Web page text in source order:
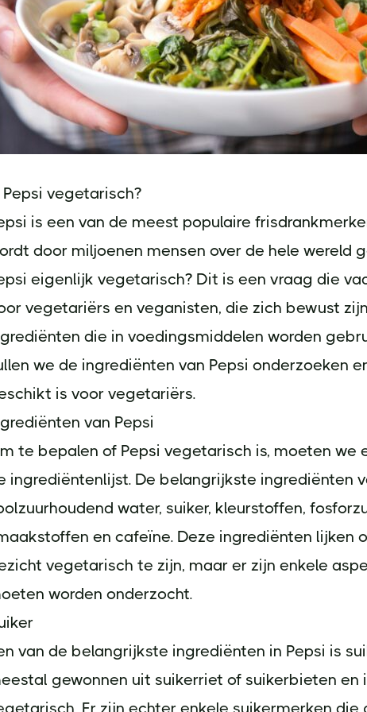
Pepsi vegetarisch?
is een van de meest populaire
door miljoenen mensen over de hele wereld
eigenlijk vegetarisch? Dit is een vraag die
vegetariërs en veganisten, die zich bewust
die in voedingsmiddelen worden
we de ingrediënten van Pepsi onderzoeken
is voor vegetariërs.
van Pepsi
te bepalen of Pepsi vegetarisch is, moeten we
ingrediëntenlijst. De belangrijkste ingrediënten
water, suiker, kleurstoffen,
en cafeïne. Deze ingrediënten lijken
vegetarisch te zijn, maar er zijn enkele
worden onderzocht.
van de belangrijkste ingrediënten in Pepsi is
gewonnen uit suikerriet of suikerbieten en